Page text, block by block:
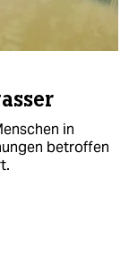
in
betroffen